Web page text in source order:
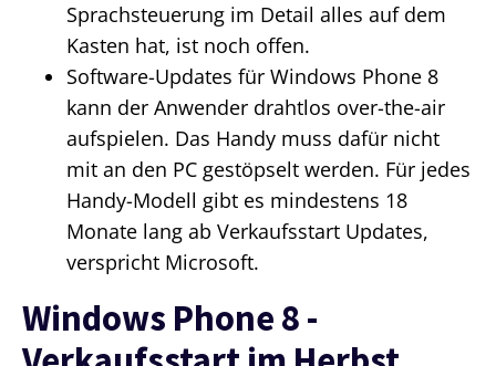
Sprachsteuerung im Detail alles auf dem
Kasten hat, ist noch offen.
Software-Updates für Windows Phone 8
kann der Anwender drahtlos over-the-air
aufspielen. Das Handy muss dafür nicht
mit an den PC gestöpselt werden. Für jedes
Handy-Modell gibt es mindestens 18
Monate lang ab Verkaufsstart Updates,
verspricht Microsoft.
Windows Phone 8 -